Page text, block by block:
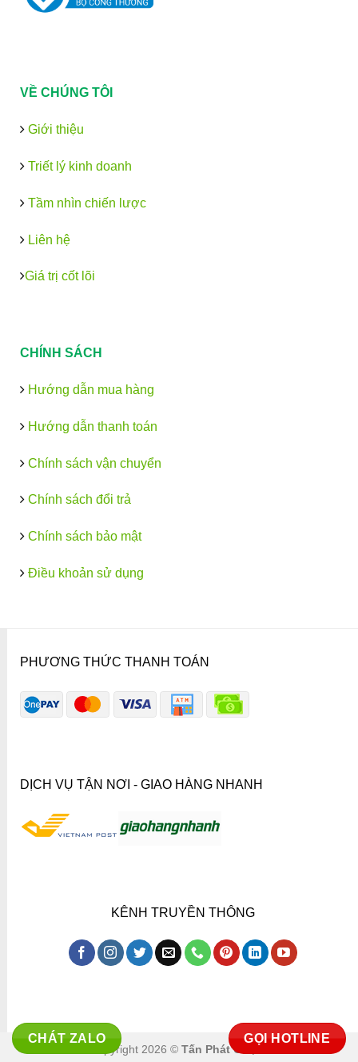
VỀ CHÚNG TÔI
Giới thiệu
Triết lý kinh doanh
Tầm nhìn chiến lược
Liên hệ
Giá trị cốt lõi
CHÍNH SÁCH
Hướng dẫn mua hàng
Hướng dẫn thanh toán
Chính sách vận chuyển
Chính sách đổi trả
Chính sách bảo mật
Điều khoản sử dụng
PHƯƠNG THỨC THANH TOÁN
DỊCH VỤ TẬN NƠI - GIAO HÀNG NHANH
KÊNH TRUYỀN THÔNG
CHÁT ZALO GỌI HOTLINE
Copyright 2026 © Tấn Phát Co.,ltd